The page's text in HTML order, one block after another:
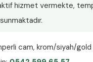
hizmet vermekte,
cam, krom/siyah/